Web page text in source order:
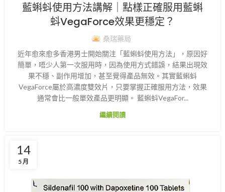
藍蝌蚪使用方法講解｜點樣正確服用藍蝌
蚪VegaForce效果更穩定？
桑瑞藥局
近年愈來愈多香港男士開始關注「藍蝌蚪使用方法」，原因好
簡單，唔少人第一次服用時，因為使用方式錯誤，結果出現效
果不穩、副作用增加，甚至覺得產品無效。其實藍蝌蚪
VegaForce屬於高濃度雙效片，只要掌握正確服用方法，效果
通常會比一般單效產品更明顯。 藍蝌蚪VegaFor...
繼續閱讀
14
5 月